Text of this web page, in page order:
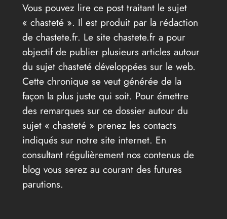
Vous pouvez lire ce post traitant le sujet
« chasteté ». Il est produit par la rédaction
de chastete.fr. Le site chastete.fr a pour
objectif de publier plusieurs articles autour
du sujet chasteté développées sur le web.
Cette chronique se veut générée de la
façon la plus juste qui soit. Pour émettre
des remarques sur ce dossier autour du
sujet « chasteté » prenez les contacts
indiqués sur notre site internet. En
consultant régulièrement nos contenus de
blog vous serez au courant des futures
parutions.